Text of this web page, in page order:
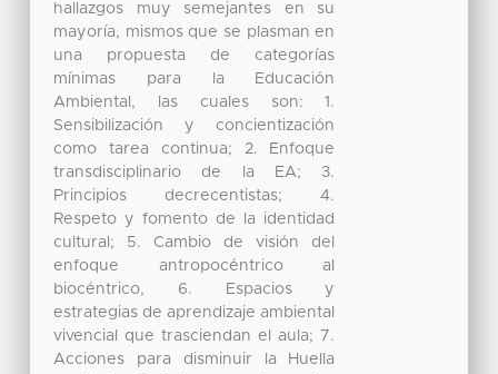
hallazgos muy semejantes en su
mayoría, mismos que se plasman en
una propuesta de categorías
mínimas para la Educación
Ambiental, las cuales son: 1.
Sensibilización y concientización
como tarea continua; 2. Enfoque
transdisciplinario de la EA; 3.
Principios decrecentistas; 4.
Respeto y fomento de la identidad
cultural; 5. Cambio de visión del
enfoque antropocéntrico al
biocéntrico, 6. Espacios y
estrategias de aprendizaje ambiental
vivencial que trasciendan el aula; 7.
Acciones para disminuir la Huella